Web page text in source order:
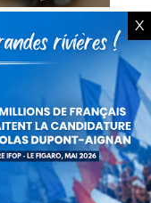
Salducci
ont
Dans
X